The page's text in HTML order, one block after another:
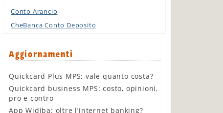
Conto Arancio
CheBanca Conto Deposito
Aggiornamenti
Quickcard Plus MPS: vale quanto costa?
Quickcard business MPS: costo, opinioni,
pro e contro
App Widiba: oltre l’internet banking?